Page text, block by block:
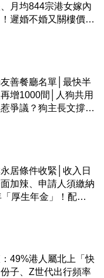
月均844宗港女嫁內
遲婚不婚又關樓價
善餐廳名單│最快半
增1000間│人狗共用
爭議？狗主長文撐
居條件收緊│收入日
加辣、申請人須繳納
厚生年金」！配偶
49%港人屬北上「快
子、Z世代出行頻率